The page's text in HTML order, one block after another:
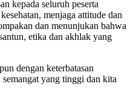
kepada seluruh peserta
menjaga attitude dan
dan menunjukan bahwa
etika dan akhlak yang
dengan keterbatasan
yang tinggi dan kita